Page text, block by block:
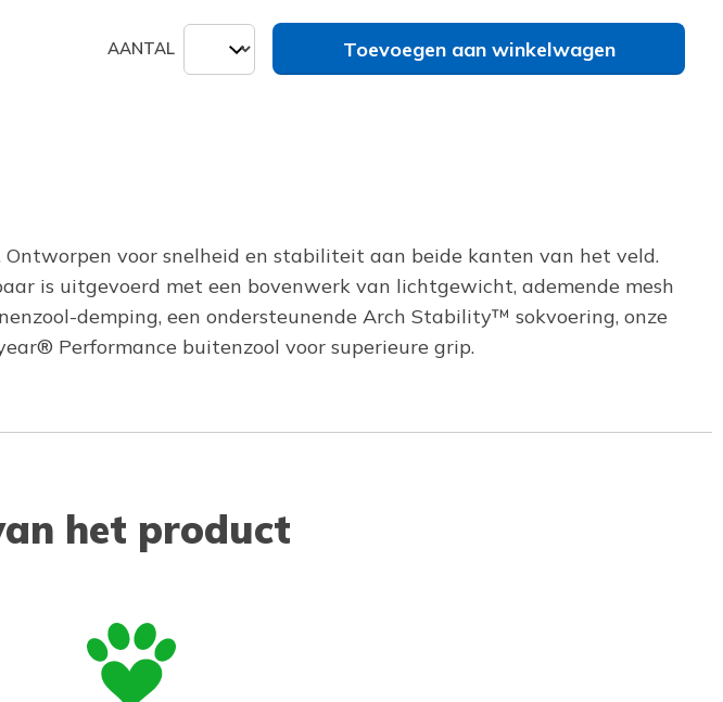
AANTAL Toevoegen aan winkelwagen
voor snelheid en stabiliteit aan beide kanten van het veld.
is uitgevoerd met een bovenwerk van lichtgewicht, ademende mesh
demping, een ondersteunende Arch Stability™ sokvoering, onze
Performance buitenzool voor superieure grip.
het product